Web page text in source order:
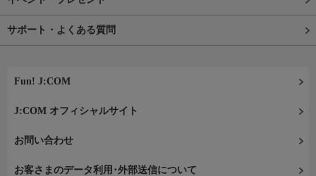
サポート・よくある質問
Fun! J:COM
J:COM オフィシャルサイト
お問い合わせ
お客さまのデータ利用･外部送信について